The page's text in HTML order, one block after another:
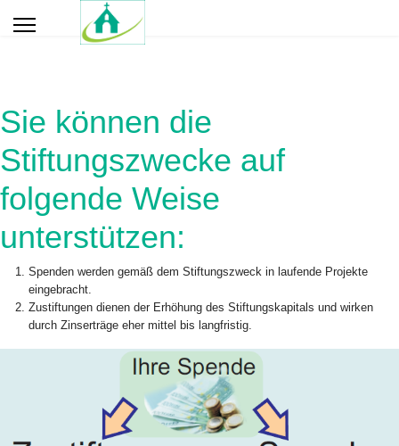
Sie können die
Stiftungszwecke auf
folgende Weise
unterstützen:
Spenden werden gemäß dem Stiftungszweck in laufende Projekte
eingebracht.
Zustiftungen dienen der Erhöhung des Stiftungskapitals und wirken
durch Zinserträge eher mittel bis langfristig.